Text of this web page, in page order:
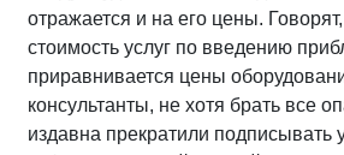
отражается и на его цены.
стоимость услуг по введению
приравнивается цены
консультанты, не хотя брать все
издавна прекратили подписывать